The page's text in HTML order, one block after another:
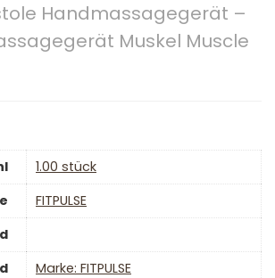
Handmassagegerät –
Muskel Muscle
‎1.00 stück
‎FITPULSE
Marke: FITPULSE